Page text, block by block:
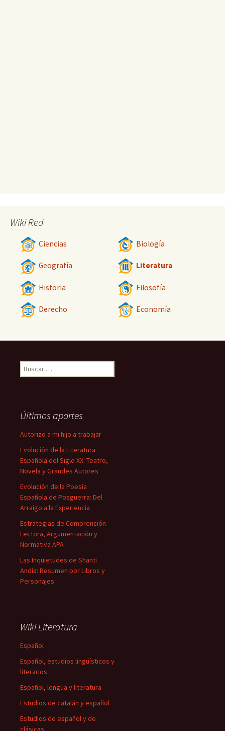
Wiki Red
Ciencias Biología
Geografía Literatura
Historia Filosofía
Derecho Economía
Buscar:
Últimos aportes
Autorizo a mi hijo a trabajar
Evolución de la Literatura
Española del Siglo XX: Teatro,
Novela y Grandes Autores
Evolución de la Poesía
Española de Posguerra: Del
Arraigo a la Experiencia
Estrategias de Comprensión
Lectora, Argumentación y
Normativa APA
Las Inquietudes de Shanti
Andía: Resumen por Libros y
Personajes
Wiki Literatura
Español
Español, estudios lingüísticos y
literarios
Español, lengua y literatura
Estudios de catalán y español
Estudios de español y de
clásicas